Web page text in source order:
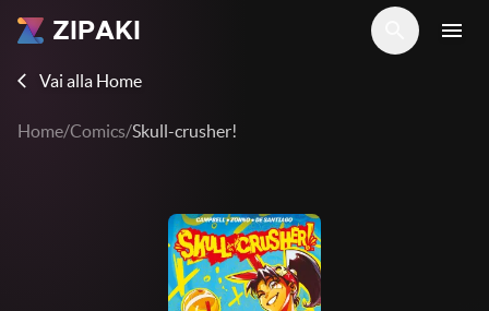
ZIPAKI menu
arrow_back_ios Vai alla Home
Home/Comics/Skull-crusher!